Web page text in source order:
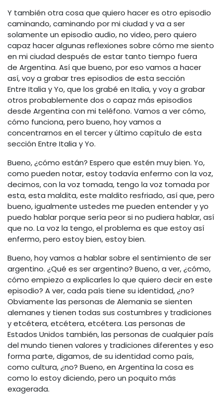
Y también otra cosa que quiero hacer es otro episodio
caminando, caminando por mi ciudad y va a ser
solamente un episodio audio, no video, pero quiero
capaz hacer algunas reflexiones sobre cómo me siento
en mi ciudad después de estar tanto tiempo fuera
de Argentina. Así que bueno, por eso vamos a hacer
así, voy a grabar tres episodios de esta sección
Entre Italia y Yo, que los grabé en Italia, y voy a grabar
otros probablemente dos o capaz más episodios
desde Argentina con mi teléfono. Vamos a ver cómo,
cómo funciona, pero bueno, hoy vamos a
concentrarnos en el tercer y último capítulo de esta
sección Entre Italia y Yo.
Bueno, ¿cómo están? Espero que estén muy bien. Yo,
como pueden notar, estoy todavía enfermo con la voz,
decimos, con la voz tomada, tengo la voz tomada por
esta, esta maldita, este maldito resfriado, así que, pero
bueno, igualmente ustedes me pueden entender y yo
puedo hablar porque sería peor si no pudiera hablar, así
que no. La voz la tengo, el problema es que estoy así
enfermo, pero estoy bien, estoy bien.
Bueno, hoy vamos a hablar sobre el sentimiento de ser
argentino. ¿Qué es ser argentino? Bueno, a ver, ¿cómo,
cómo empiezo a explicarles lo que quiero decir en este
episodio? A ver, cada país tiene su identidad, ¿no?
Obviamente las personas de Alemania se sienten
alemanes y tienen todas sus costumbres y tradiciones
y etcétera, etcétera, etcétera. Las personas de
Estados Unidos también, las personas de cualquier país
del mundo tienen valores y tradiciones diferentes y eso
forma parte, digamos, de su identidad como país,
como cultura, ¿no? Bueno, en Argentina la cosa es
como lo estoy diciendo, pero un poquito más
exagerada.